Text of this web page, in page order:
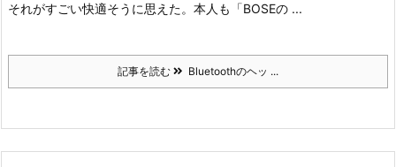
それがすごい快適そうに思えた。本人も「BOSEの ...
記事を読む Bluetoothのヘッ ...